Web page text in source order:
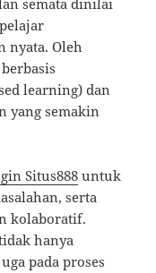
semata dinilai
nyata. Oleh
learning) dan
yang semakin
Situs888 untuk
serta
kolaboratif.
hanya
pada proses